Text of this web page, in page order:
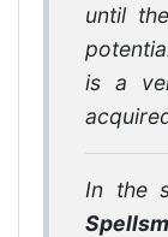
until
is a
In the